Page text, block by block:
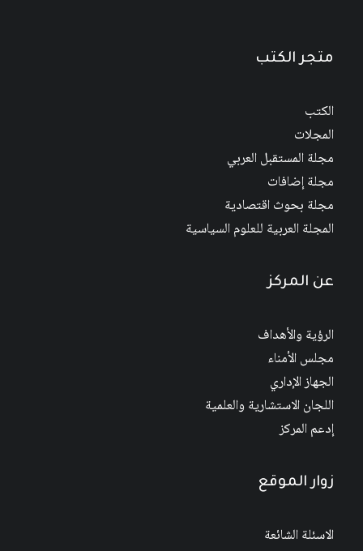
متجر الكتب
الكتب
المجلات
مجلة المستقبل العربي
مجلة إضافات
مجلة بحوث اقتصادية
المجلة العربية للعلوم السياسية
عن المركز
الرؤية والأهداف
مجلس الأمناء
الجهاز الإداري
اللجان الاستشارية والعلمية
إدعم المركز
زوار الموقع
الاسئلة الشائعة